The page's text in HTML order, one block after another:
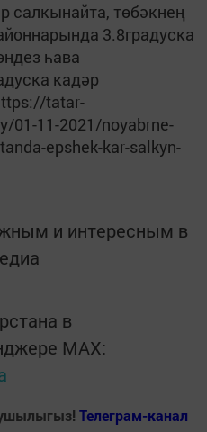
салкынайта, төбәкнең
3.8градуска
һава
кадәр
tatar-
01-11-2021/noyabrne-
epshek-kar-salkyn-
и интересным в
в
MАХ:
Телеграм-канал